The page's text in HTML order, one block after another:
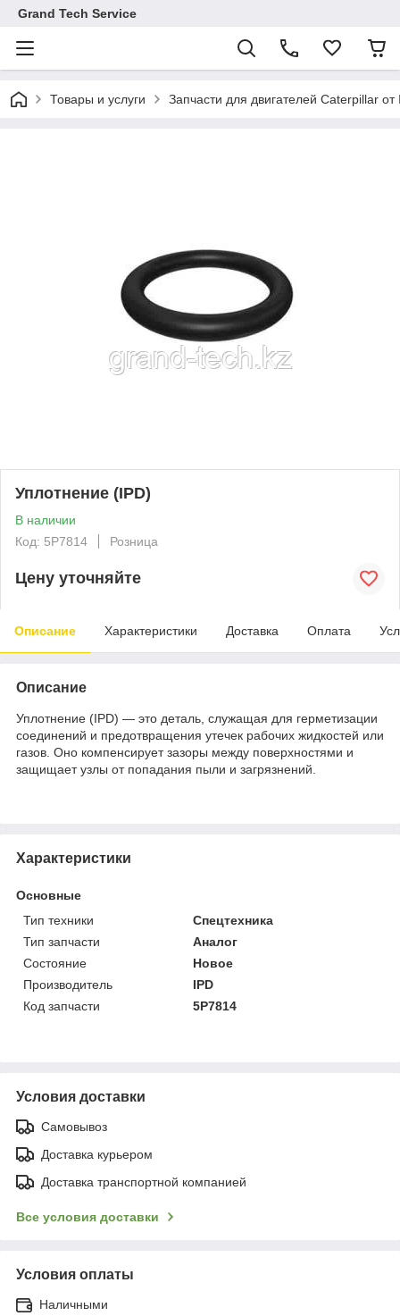
Grand Tech Service
Товары и услуги Запчасти для двигателей Caterpillar от
Уплотнение (IPD)
В наличии
Код: 5P7814
Розница
Цену уточняйте
Описание Характеристики Доставка Оплата
Описание
Уплотнение (IPD) — это деталь, служащая для герметизации
соединений и предотвращения утечек рабочих жидкостей или
газов. Оно компенсирует зазоры между поверхностями и
защищает узлы от попадания пыли и загрязнений.
Характеристики
Основные
Тип техники
Спецтехника
Тип запчасти
Аналог
Состояние
Новое
Производитель
IPD
Код запчасти
5P7814
Условия доставки
Самовывоз
Доставка курьером
Доставка транспортной компанией
Все условия доставки
Условия оплаты
Наличными